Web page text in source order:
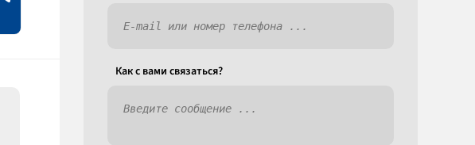
Как c вами связаться?